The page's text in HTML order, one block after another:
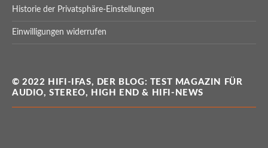
Historie der Privatsphäre-Einstellungen
Einwilligungen widerrufen
© 2022 HIFI-IFAS, DER BLOG: TEST MAGAZIN FÜR
AUDIO, STEREO, HIGH END & HIFI-NEWS